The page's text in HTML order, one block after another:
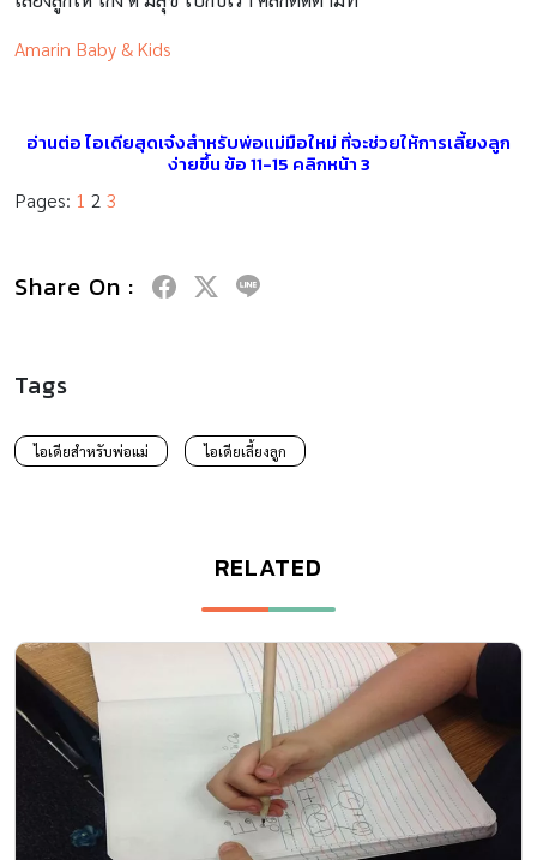
Amarin Baby & Kids
อ่านต่อไอเดียสุดเจ๋งสำหรับพ่อแม่มือใหม่ ที่จะช่วยให้การเลี้ยงลูก
ง่ายขึ้น ข้อ 11-15 คลิกหน้า 3
Pages: 1 2 3
Share On :
Tags
ไอเดียสำหรับพ่อแม่ ไอเดียเลี้ยงลูก
RELATED